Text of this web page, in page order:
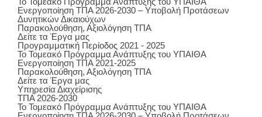
Ενεργοποίηση ΤΠΑ 2026-2030 – Υποβολή Προτάσεων
Δυνητικών Δικαιούχων
Παρακολούθηση, Αξιολόγηση ΤΠΑ
Δείτε τα Έργα μας
Προγραμματική Περίοδος 2021 - 2025
Το Τομεακό Πρόγραμμα Ανάπτυξης του ΥΠΑΙΘΑ
Ενεργοποίηση ΤΠΑ 2021-2025
Παρακολούθηση, Αξιολόγηση ΤΠΑ
Δείτε τα Έργα μας
Υπηρεσία Διαχείρισης
ΤΠΑ 2026-2030
Το Τομεακό Πρόγραμμα Ανάπτυξης του ΥΠΑΙΘΑ